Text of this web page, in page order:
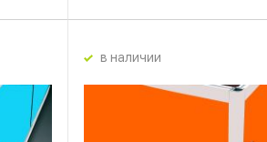
в наличии